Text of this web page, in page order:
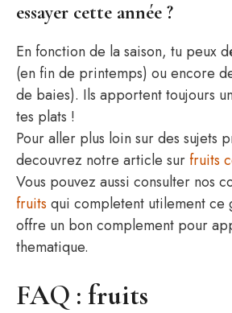
essayer cette année ?
En fonction de la saison, tu peux
(en fin de printemps) ou encore
de baies). Ils apportent toujours
tes plats !
Pour aller plus loin sur des sujets
decouvrez notre article surfruits
Vous pouvez aussi consulter nos
fruits qui completent utilement ce
offre un bon complement pour
thematique.
FAQ : fruits